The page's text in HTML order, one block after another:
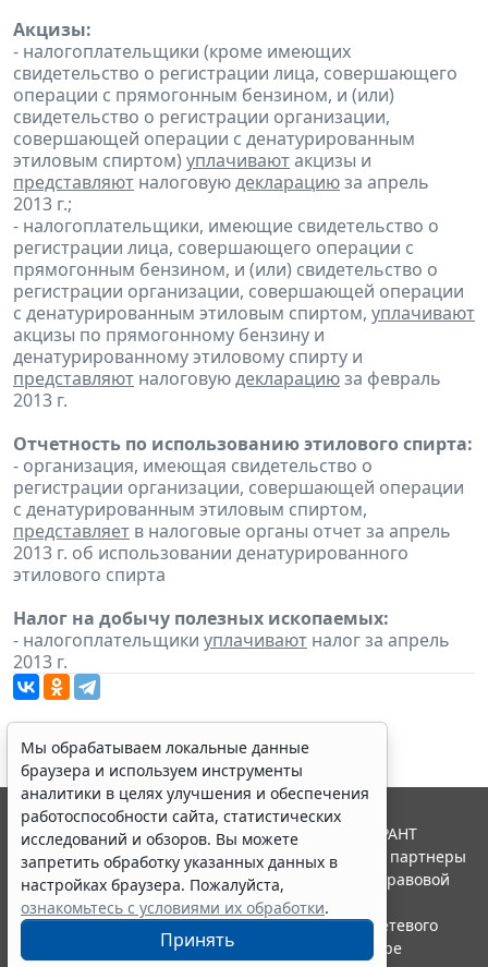
Акцизы:
- налогоплательщики (кроме имеющих
свидетельство о регистрации лица, совершающего
операции с прямогонным бензином, и (или)
свидетельство о регистрации организации,
совершающей операции с денатурированным
этиловым спиртом) уплачиваютакцизы и
представляют налоговуюдекларациюза апрель
2013 г.;
- налогоплательщики, имеющие свидетельство о
регистрации лица, совершающего операции с
прямогонным бензином, и (или) свидетельство о
регистрации организации, совершающей операции
с денатурированным этиловым спиртом, уплачивают
акцизы по прямогонному бензину и
денатурированному этиловому спирту и
представляют налоговуюдекларациюза февраль
2013 г.
Отчетность по использованию этилового спирта:
- организация, имеющая свидетельство о
регистрации организации, совершающей операции
с денатурированным этиловым спиртом,
представляет в налоговые органы отчет за апрель
2013 г. об использовании денатурированного
этилового спирта
Налог на добычу полезных ископаемых:
- налогоплательщики уплачивают налог за апрель
2013 г.
Мы обрабатываем локальные данные
браузера и используем инструменты
аналитики в целях улучшения и обеспечения
работоспособности сайта, статистических
исследований и обзоров. Вы можете
запретить обработку указанных данных в
настройках браузера. Пожалуйста,
ознакомьтесь с условиями их обработки.
Принять
© ООО "НПП "ГАРАНТ-СЕРВИС", 2026. Система ГАРАНТ
выпускается с 1990 года. Компания "Гарант" и ее партнеры
являются участниками Российской ассоциации правовой
информации ГАРАНТ.
Портал ГАРАНТ.РУ зарегистрирован в качестве сетевого
издания Федеральной службой по надзору в сфере